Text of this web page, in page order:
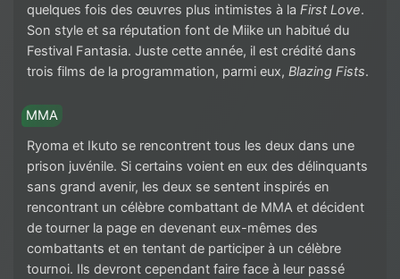
quelques fois des œuvres plus intimistes à la First Love.
Son style et sa réputation font de Miike un habitué du
Festival Fantasia. Juste cette année, il est crédité dans
trois films de la programmation, parmi eux, Blazing Fists.
MMA
Ryoma et Ikuto se rencontrent tous les deux dans une
prison juvénile. Si certains voient en eux des délinquants
sans grand avenir, les deux se sentent inspirés en
rencontrant un célèbre combattant de MMA et décident
de tourner la page en devenant eux-mêmes des
combattants et en tentant de participer à un célèbre
tournoi. Ils devront cependant faire face à leur passé